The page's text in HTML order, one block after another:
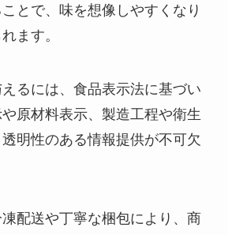
とで、味を想像しやすくなり
ます。
るには、食品表示法に基づい
原材料表示、製造工程や衛生
明性のある情報提供が不可欠
配送や丁寧な梱包により、商